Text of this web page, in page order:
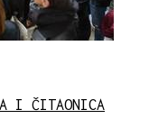
I ČITAONICA